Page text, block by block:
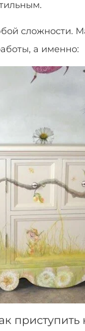
сложности.
а именно:
приступить